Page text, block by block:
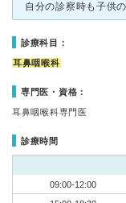
診療科目：
耳鼻咽喉科
専門医・資格：
耳鼻咽喉科専門医
診療時間
09:00-12:00